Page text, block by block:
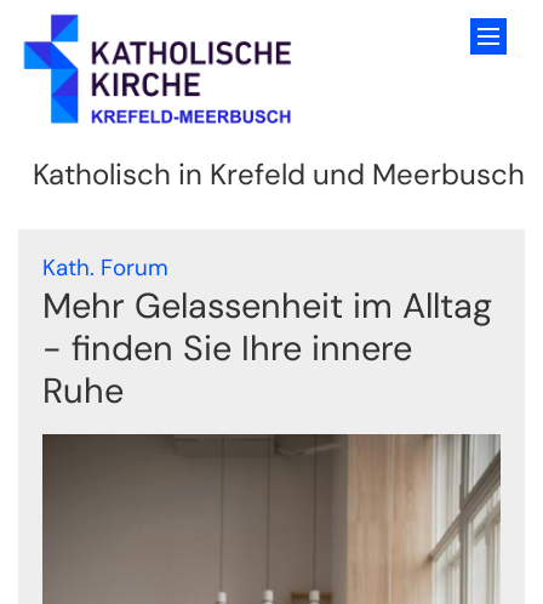
Zum Inhalt springen
Katholisch in Krefeld und Meerbusch
Kath. Forum
Mehr Gelassenheit im Alltag
- finden Sie Ihre innere
Ruhe